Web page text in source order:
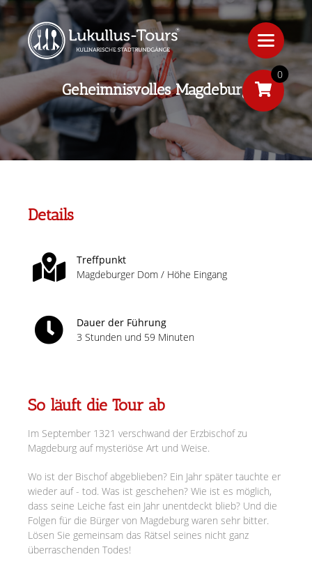
Geheimnisvolles Magdeburg
Details
Treffpunkt
Magdeburger Dom / Höhe Eingang
Dauer der Führung
3 Stunden und 59 Minuten
So läuft die Tour ab
Im September 1321 verschwand der Erzbischof zu
Magdeburg auf mysteriöse Art und Weise.
Wo ist der Bischof abgeblieben? Ein Jahr später tauchte er
wieder auf - tod. Was ist geschehen? Wie ist es möglich,
dass seine Leiche fast ein Jahr unentdeckt blieb? Und die
Folgen für die Bürger von Magdeburg waren sehr bitter.
Lösen Sie gemeinsam das Rätsel seines nicht ganz
überraschenden Todes!
0